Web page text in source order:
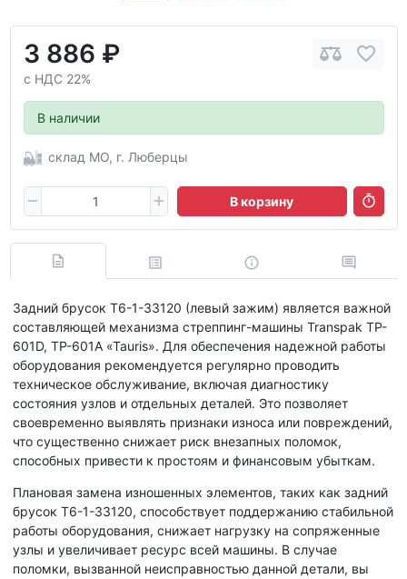
3 886 ₽
с НДС 22%
В наличии
склад МО, г. Люберцы
В корзину
Задний брусок T6-1-33120 (левый зажим) является важной
составляющей механизма стреппинг-машины Transpak TP-
601D, TP-601A «Tauris». Для обеспечения надежной работы
оборудования рекомендуется регулярно проводить
техническое обслуживание, включая диагностику
состояния узлов и отдельных деталей. Это позволяет
своевременно выявлять признаки износа или повреждений,
что существенно снижает риск внезапных поломок,
способных привести к простоям и финансовым убыткам.
Плановая замена изношенных элементов, таких как задний
брусок T6-1-33120, способствует поддержанию стабильной
работы оборудования, снижает нагрузку на сопряженные
узлы и увеличивает ресурс всей машины. В случае
поломки, вызванной неисправностью данной детали, вы